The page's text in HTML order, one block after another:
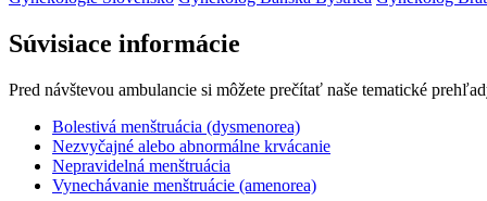
Súvisiace informácie
Pred návštevou ambulancie si môžete prečítať naše tematické
Bolestivá menštruácia (dysmenorea)
Nezvyčajné alebo abnormálne krvácanie
Nepravidelná menštruácia
Vynechávanie menštruácie (amenorea)